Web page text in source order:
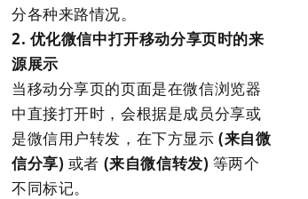
分各种来路情况。
2. 优化微信中打开移动分享页时的来
源展示
当移动分享页的页面是在微信浏览器
中直接打开时，会根据是成员分享或
是微信用户转发，在下方显示(来自微
信分享) 或者 (来自微信转发) 等两个
不同标记。